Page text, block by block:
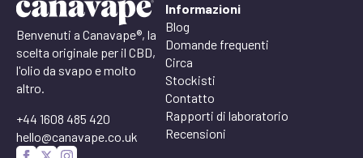
Benvenuti a Canavape®, la
scelta originale per il CBD,
l'olio da svapo e molto
altro.
+44 1608 485 420
hello@canavape.co.uk
Informazioni
Blog
Domande frequenti
Circa
Stockisti
Contatto
Rapporti di laboratorio
Recensioni